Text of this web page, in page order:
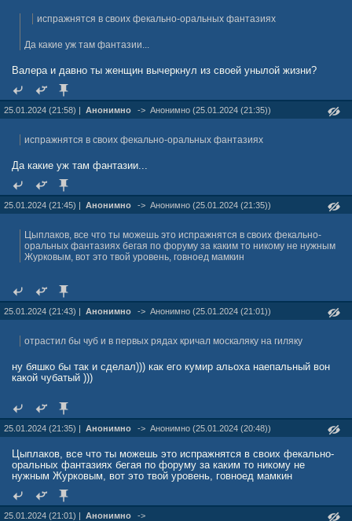
испражнятся в своих фекально-оральных фантазиях
Да какие уж там фантазии...
Валера и давно ты женщин вычеркнул из своей унылой жизни?
25.01.2024 (21:58) | Анонимно -> Анонимно (25.01.2024 (21:35))
испражнятся в своих фекально-оральных фантазиях
Да какие уж там фантазии...
25.01.2024 (21:45) | Анонимно -> Анонимно (25.01.2024 (21:35))
Цыплаков, все что ты можешь это испражнятся в своих фекально-
оральных фантазиях бегая по форуму за каким то никому не нужным
Журковым, вот это твой уровень, говноед мамкин
25.01.2024 (21:43) | Анонимно -> Анонимно (25.01.2024 (21:01))
отрастил бы чуб и в первых рядах кричал москаляку на гиляку
ну бяшко бы так и cделал))) как его кумир альоха наепальный вон
какой чубатый )))
25.01.2024 (21:35) | Анонимно -> Анонимно (25.01.2024 (20:48))
Цыплаков, все что ты можешь это испражнятся в своих фекально-
оральных фантазиях бегая по форуму за каким то никому не
нужным Журковым, вот это твой уровень, говноед мамкин
25.01.2024 (21:01) | Анонимно ->